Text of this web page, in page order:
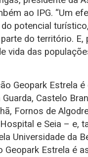
ao IPG. “Um
potencial
do território.
vida das
Geopark Estrela
Castelo
Fornos de
e Seia – e,
Universidade da
Geopark Estrela é